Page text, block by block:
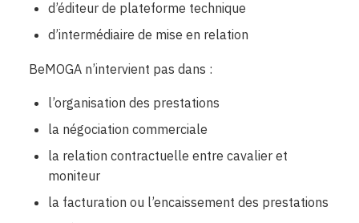
d’éditeur de plateforme technique
d’intermédiaire de mise en relation
BeMOGA n’intervient pas dans :
l’organisation des prestations
la négociation commerciale
la relation contractuelle entre cavalier et
moniteur
la facturation ou l’encaissement des prestations